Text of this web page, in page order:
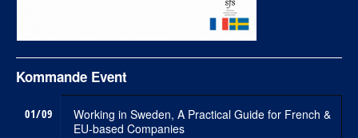
Kommande Event
01/09
Working in Sweden, A Practical Guide for French &
EU-based Companies